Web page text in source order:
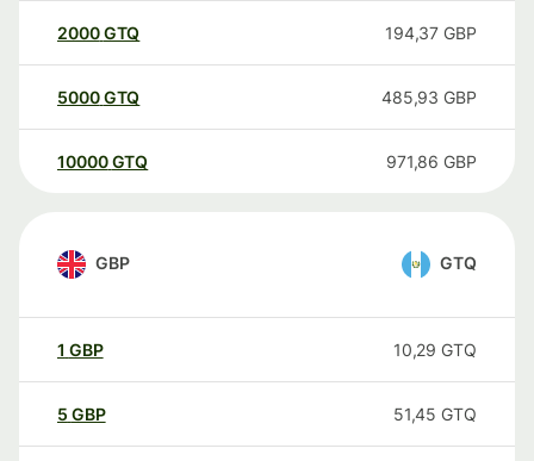
2000GTQ 194,37 GBP
5000GTQ 485,93 GBP
10000 GTQ 971,86 GBP
GBP GTQ
1 GBP 10,29 GTQ
5 GBP 51,45 GTQ